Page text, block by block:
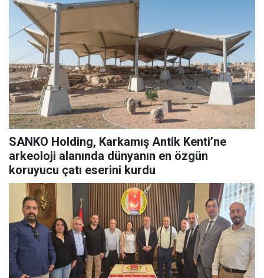
SANKO Holding, Karkamış Antik Kenti’ne
arkeoloji alanında dünyanın en özgün
koruyucu çatı eserini kurdu